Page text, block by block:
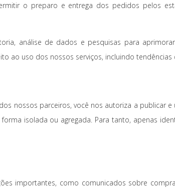
o preparo e entrega dos pedidos pelos
análise de dados e pesquisas para
ao uso dos nossos serviços, incluindo tendências
nossos parceiros, você nos autoriza a publicar
isolada ou agregada. Para tanto, apenas
importantes, como comunicados sobre